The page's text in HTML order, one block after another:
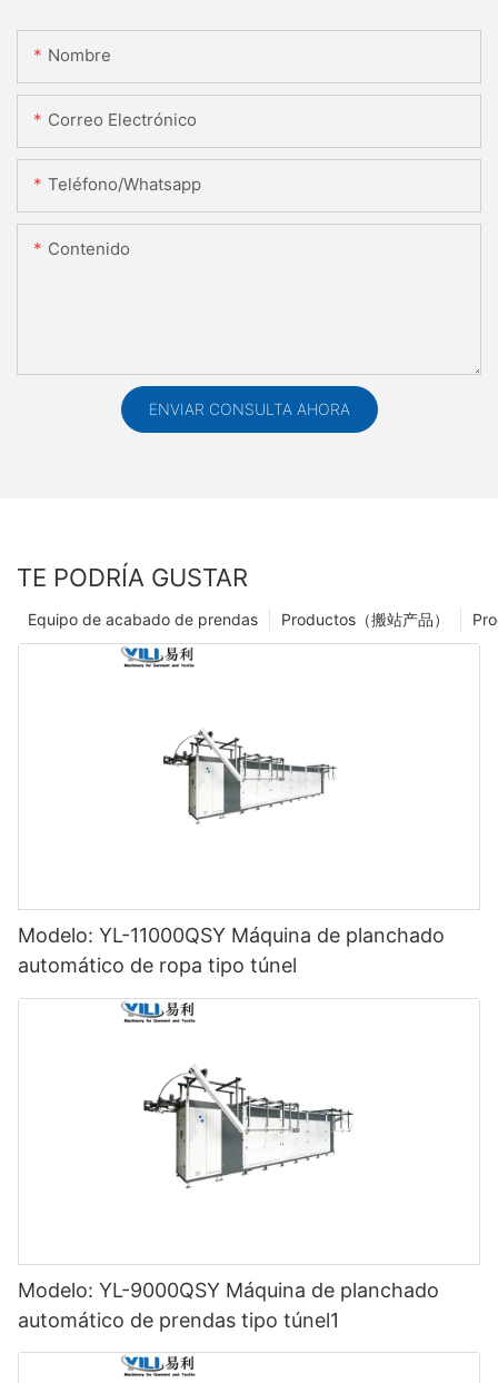
Nombre
Correo Electrónico
Teléfono/whatsapp
Contenido
ENVIAR CONSULTA AHORA
TE PODRÍA GUSTAR
Productos（搬站产品）
Equipo de acabado de prendas
Modelo: YL-11000QSY Máquina de planchado
automático de ropa tipo túnel
Modelo: YL-9000QSY Máquina de planchado
automático de prendas tipo túnel1